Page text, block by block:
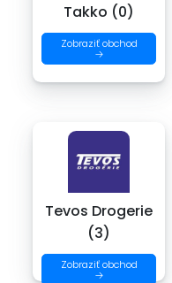
Takko (0)
Zobraziť obchod
→
Tevos Drogerie
(3)
Zobraziť obchod
→